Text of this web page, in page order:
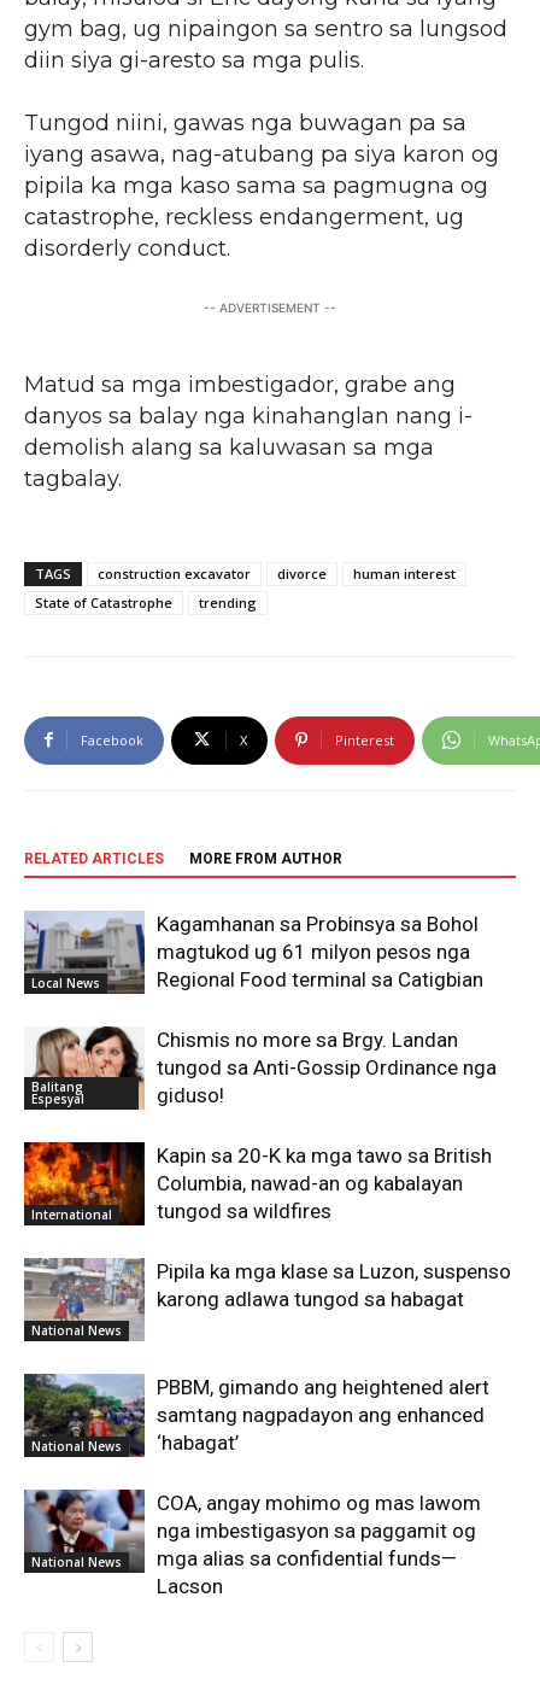
gym bag, ug nipaingon sa sentro sa lungsod
diin siya gi-aresto sa mga pulis.
Tungod niini, gawas nga buwagan pa sa
iyang asawa, nag-atubang pa siya karon og
pipila ka mga kaso sama sa pagmugna og
catastrophe, reckless endangerment, ug
disorderly conduct.
-- ADVERTISEMENT --
Matud sa mga imbestigador, grabe ang
danyos sa balay nga kinahanglan nang i-
demolish alang sa kaluwasan sa mga
tagbalay.
TAGS construction excavator divorce
human interest
State of Catastrophe
trending
Facebook X Pinterest
RELATED ARTICLES MORE FROM AUTHOR
Local News
Kagamhanan sa Probinsya sa Bohol
magtukod ug 61 milyon pesos nga
Regional Food terminal sa Catigbian
Balitang
Espesyal
Chismis no more sa Brgy. Landan
tungod sa Anti-Gossip Ordinance nga
giduso!
International
Kapin sa 20-K ka mga tawo sa British
Columbia, nawad-an og kabalayan
tungod sa wildfires
National News
Pipila ka mga klase sa Luzon, suspenso
karong adlawa tungod sa habagat
National News
PBBM, gimando ang heightened alert
samtang nagpadayon ang enhanced
‘habagat’
National News
COA, angay mohimo og mas lawom
nga imbestigasyon sa paggamit og
mga alias sa confidential funds—
Lacson